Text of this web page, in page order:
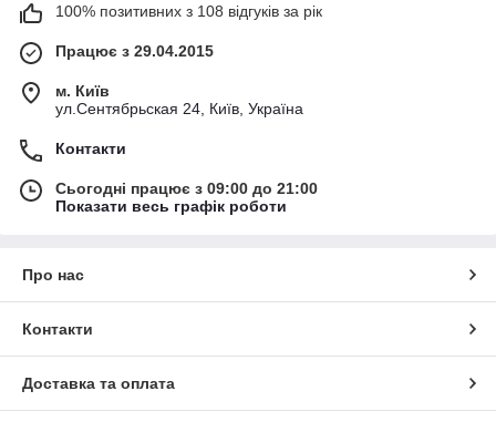
100% позитивних з 108 відгуків за рік
Працює з 29.04.2015
м. Київ
ул.Сентябрьская 24, Київ, Україна
Контакти
Сьогодні працює з 09:00 до 21:00
Показати весь графік роботи
Про нас
Контакти
Доставка та оплата